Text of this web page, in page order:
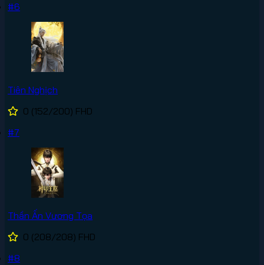
#6
Tiên Nghịch
0 (152/200) FHD
#7
Thần Ấn Vương Tọa
0 (208/208) FHD
#8